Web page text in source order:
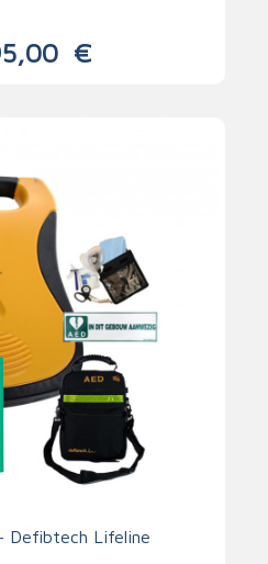
€
Defibtech Lifeline